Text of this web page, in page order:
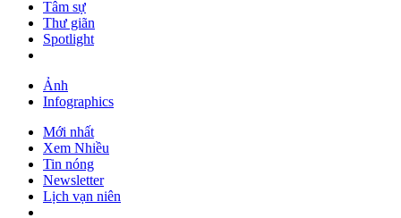
Tâm sự
Thư giãn
Spotlight
Ảnh
Infographics
Mới nhất
Xem Nhiều
Tin nóng
Newsletter
Lịch vạn niên